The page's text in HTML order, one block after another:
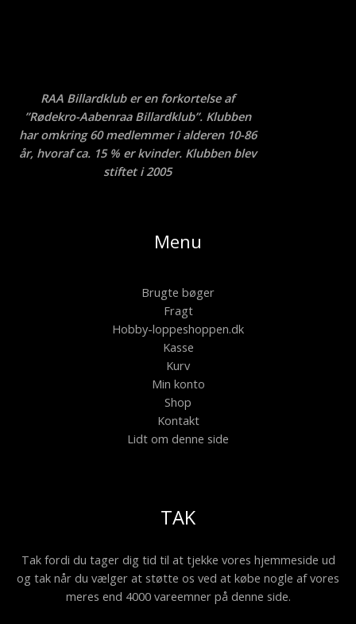
RAA Billardklub er en forkortelse af
”Rødekro-Aabenraa Billardklub”. Klubben
har omkring 60 medlemmer i alderen 10-86
år, hvoraf ca. 15 % er kvinder. Klubben blev
stiftet i 2005
Menu
Brugte bøger
Fragt
Hobby-loppeshoppen.dk
Kasse
Kurv
Min konto
Shop
Kontakt
Lidt om denne side
TAK
Tak fordi du tager dig tid til at tjekke vores hjemmeside ud
og tak når du vælger at støtte os ved at købe nogle af vores
meres end 4000 vareemner på denne side.